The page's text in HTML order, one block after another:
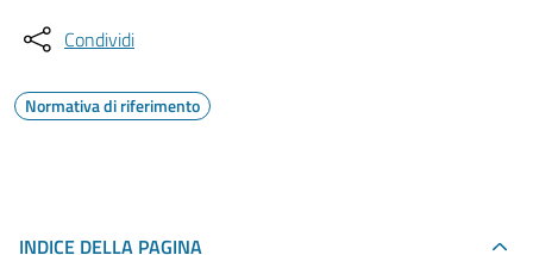
Condividi
Normativa di riferimento
INDICE DELLA PAGINA